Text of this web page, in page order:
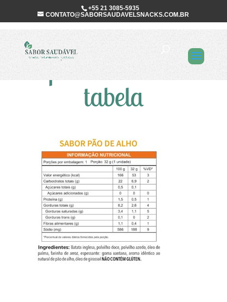
+55 21 3085-5935
CONTATO@SABORSAUDAVELSNACKS.COM.BR
SSS-Linha-Raiz-
pao-de-alho-
tabela